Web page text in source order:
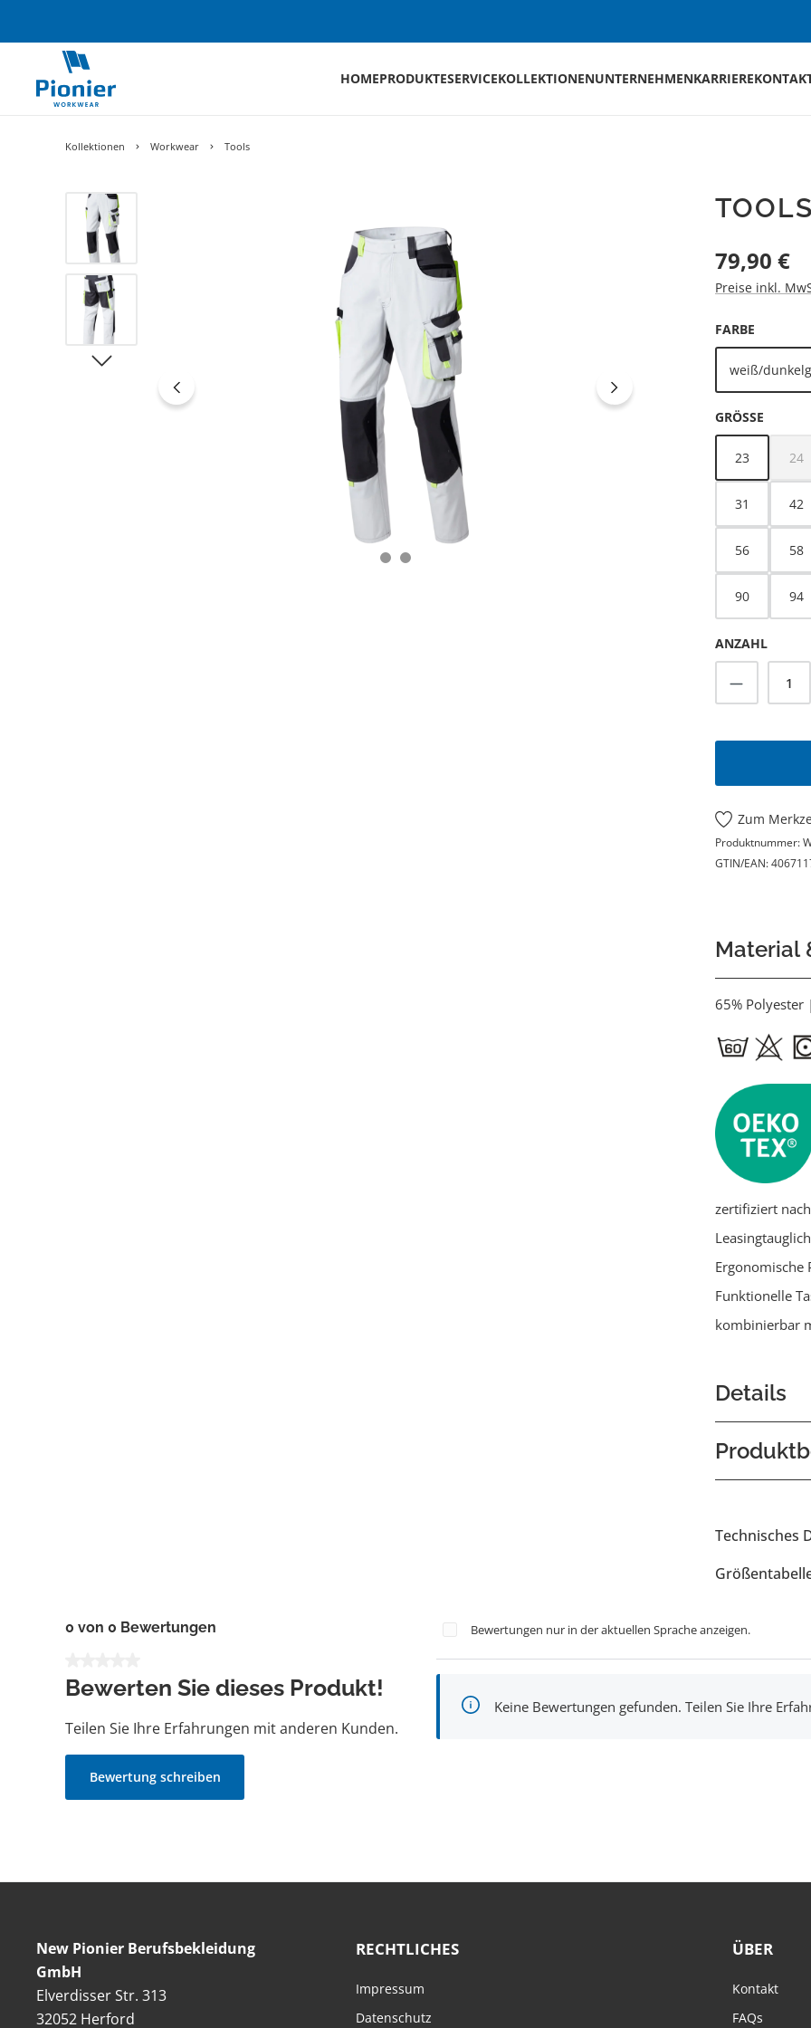
HOMEPRODUKTESERVICEKOLLEKTIONENUNTERNEHMENKARRIERE
Kollektionen Workwear Tools
Bildergalerie überspringen
Regulärer Preis:
79,90 €
Preise inkl.
FARBE
weiß/
GRÖSSE
23 24
31 42
56 58
90 94
ANZAHL
Zum
Produktnummer:
GTIN/EAN:
Material
65%
zertifiziert
Leasingtauglich
Ergonomische
Funktionelle
kombinierbar
Details
Technisches
0 von 0 Bewertungen
Bewerten Sie dieses Produkt!
Teilen Sie Ihre Erfahrungen mit anderen Kunden.
Bewertung schreiben
Bewertungen nur in der aktuellen Sprache anzeigen.
Keine Bewertungen gefunden. Teilen Sie Ihre
New Pionier Berufsbekleidung
GmbH
Elverdisser Str. 313
32052 Herford
RECHTLICHES
Impressum
Datenschutz
ÜBER
Kontakt
FAQs